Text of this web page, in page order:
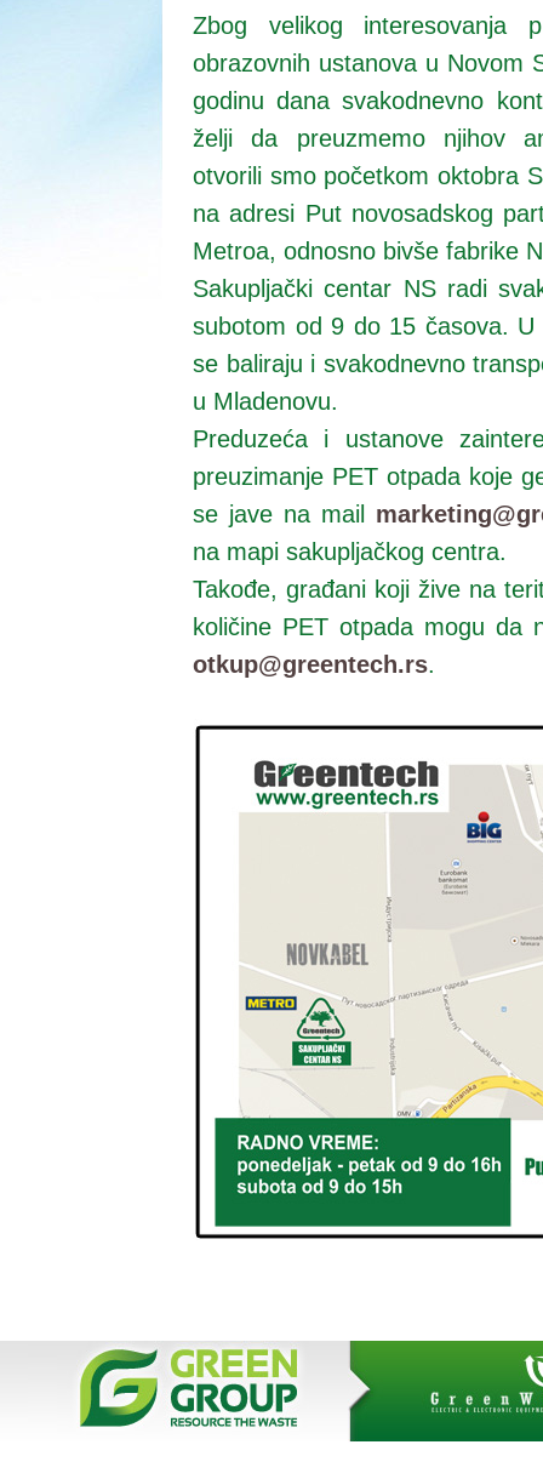
Zbog velikog interesovanja
obrazovnih ustanova u Novom
godinu dana svakodnevno
želji da preuzmemo njihov
otvorili smo početkom oktobra
na adresi Put novosadskog
Metroa, odnosno bivše fabrike
Sakupljački centar NS radi
subotom od 9 do 15 časova.
se baliraju i svakodnevno
u Mladenovu.
Preduzeća i ustanove
preuzimanje PET otpada koje
se jave na mail
na mapi sakup ljačkog centra.
Takođe, građani koji žive na
količine PET otpada mogu
otkup@greentech.rs.